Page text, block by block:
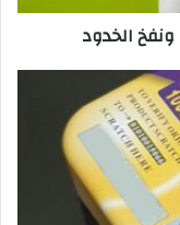
الخدود